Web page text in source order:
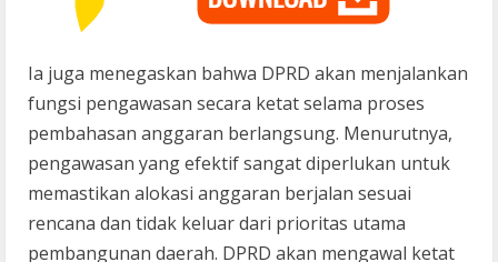
Ia juga menegaskan bahwa DPRD akan menjalankan
fungsi pengawasan secara ketat selama proses
pembahasan anggaran berlangsung. Menurutnya,
pengawasan yang efektif sangat diperlukan untuk
memastikan alokasi anggaran berjalan sesuai
rencana dan tidak keluar dari prioritas utama
pembangunan daerah. DPRD akan mengawal ketat